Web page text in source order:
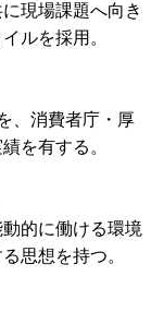
現場課題へ向き
ルを採用。
、消費者庁・厚
を有する。
的に働ける環境
思想を持つ。